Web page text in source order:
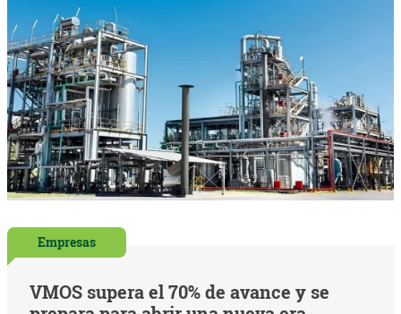
Empresas
VMOS supera el 70% de avance y se